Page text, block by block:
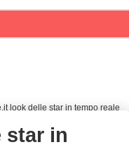
look delle star in tempo reale
star in